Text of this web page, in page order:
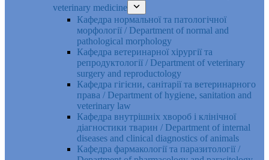
veterinary medicine
Кафедра нормальної та патологічної
морфології / Department of normal and
pathological morphology
Кафедра ветеринарної хірургії та
репродуктології / Department of veterinary
surgery and reproductology
Кафедра гігієни, санітарії та ветеринарного
права / Department of hygiene, sanitation and
veterinary law
Кафедра внутрішніх хвороб і клінічної
діагностики тварин / Department of internal
diseases and clinical diagnostics of animals
Кафедра фармакології та паразитології /